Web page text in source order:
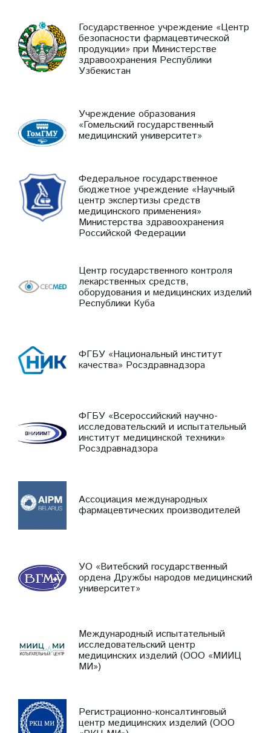
Государственное учреждение «Центр
безопасности фармацевтической
продукции» при Министерстве
здравоохранения Республики
Узбекистан
Учреждение образования
«Гомельский государственный
медицинский университет»
Федеральное государственное
бюджетное учреждение «Научный
центр экспертизы средств
медицинского применения»
Министерства здравоохранения
Российской Федерации
Центр государственного контроля
лекарственных средств,
оборудования и медицинских изделий
Республики Куба
ФГБУ «Национальный институт
качества» Росздравнадзора
ФГБУ «Всероссийский научно-
исследовательский и испытательный
институт медицинской техники»
Росздравнадзора
Ассоциация международных
фармацевтических производителей
УО «Витебский государственный
ордена Дружбы народов медицинский
университет»
Международный испытательный
исследовательский центр
медицинских изделий (ООО «МИИЦ
МИ»)
Регистрационно-консалтинговый
центр медицинских изделий (ООО